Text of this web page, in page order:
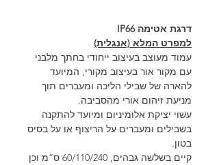
דרגת אטימה IP66
למפרט המלא (אנגלית)
עמוד מעוצב בעיצוב ייחודי בחתך מלבני
עם מקור אור בעיצוב מקורי, המיועד
להארה של שבילי הליכה ומעברים תוך
מניעת זיהום אורי מהסביבה.
עשוי יציקת אלומיניום ומיועד להתקנה
בשבילים ומעברים על הריצוף או על בסיס
בטון.
קיים בשלשה גבהים, 60/110/240 ס”מ וכן